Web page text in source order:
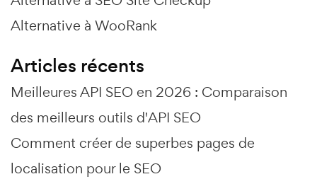
Alternative à WooRank
Articles récents
Meilleures API SEO en 2026 : Comparaison
des meilleurs outils d'API SEO
Comment créer de superbes pages de
localisation pour le SEO